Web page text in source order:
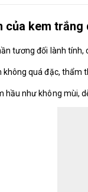
của kem trắng
tương đối lành tính,
không quá đặc, thẩm
hầu như không mùi,